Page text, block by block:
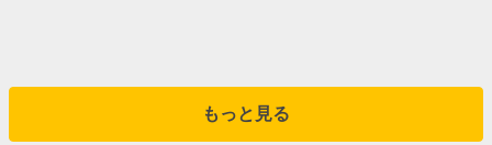
もっと見る